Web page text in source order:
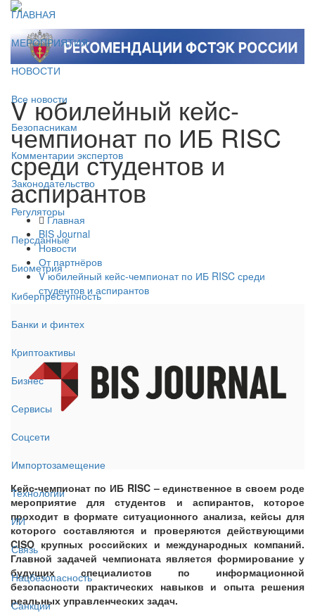
ГЛАВНАЯ
МЕРОПРИЯТИЯ
НОВОСТИ
Все новости
Безопасникам
Комментарии экспертов
Законодательство
Регуляторы
Персданные
Биометрия
Киберпреступность
Банки и финтех
Криптоактивы
Бизнес
Сервисы
Соцсети
Импортозамещение
Технологии
ИИ
Связь
Нацбезопасность
Санкции
V юбилейный кейс-
чемпионат по ИБ RISC
среди студентов и
аспирантов
Главная
BIS Journal
Новости
От партнёров
V юбилейный кейс-чемпионат по ИБ RISC среди
студентов и аспирантов
Кейс-чемпионат по ИБ RISC – единственное в своем роде
мероприятие для студентов и аспирантов, которое
проходит в формате ситуационного анализа, кейсы для
которого составляются и проверяются действующими
CISO крупных российских и международных компаний.
Главной задачей чемпионата является формирование у
будущих специалистов по информационной
безопасности практических навыков и опыта решения
реальных управленческих задач.